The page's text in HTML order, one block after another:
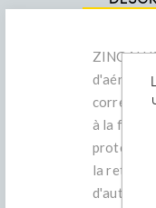
d'aérosol
à la
la
d'autres